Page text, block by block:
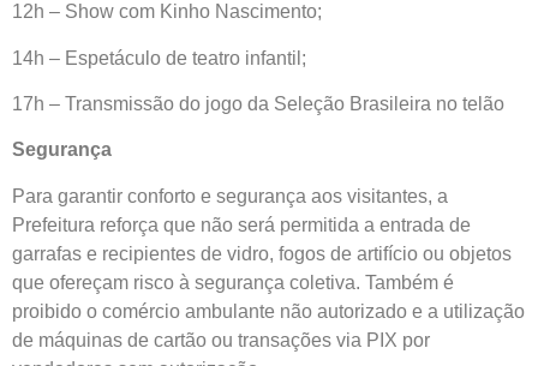
12h – Show com Kinho Nascimento;
14h – Espetáculo de teatro infantil;
17h – Transmissão do jogo da Seleção Brasileira no telão
Segurança
Para garantir conforto e segurança aos visitantes, a
Prefeitura reforça que não será permitida a entrada de
garrafas e recipientes de vidro, fogos de artifício ou objetos
que ofereçam risco à segurança coletiva. Também é
proibido o comércio ambulante não autorizado e a utilização
de máquinas de cartão ou transações via PIX por